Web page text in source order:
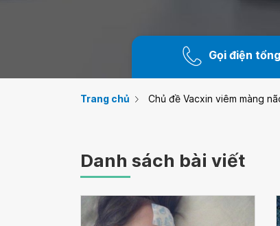
Gọi điện
Trang chủ Chủ đề Vacxin viêm màng
Danh sách bài viết